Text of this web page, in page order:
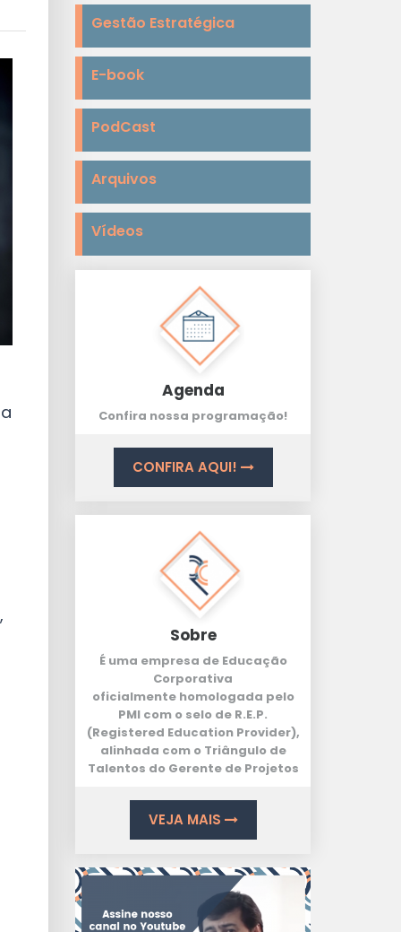
Gestão Estratégica
E-book
PodCast
Arquivos
Vídeos
Agenda
Confira nossa programação!
CONFIRA AQUI!
Sobre
É uma empresa de Educação
Corporativa
oficialmente homologada pelo
PMI com o selo de R.E.P.
(Registered Education Provider),
alinhada com o Triângulo de
Talentos do Gerente de Projetos
VEJA MAIS